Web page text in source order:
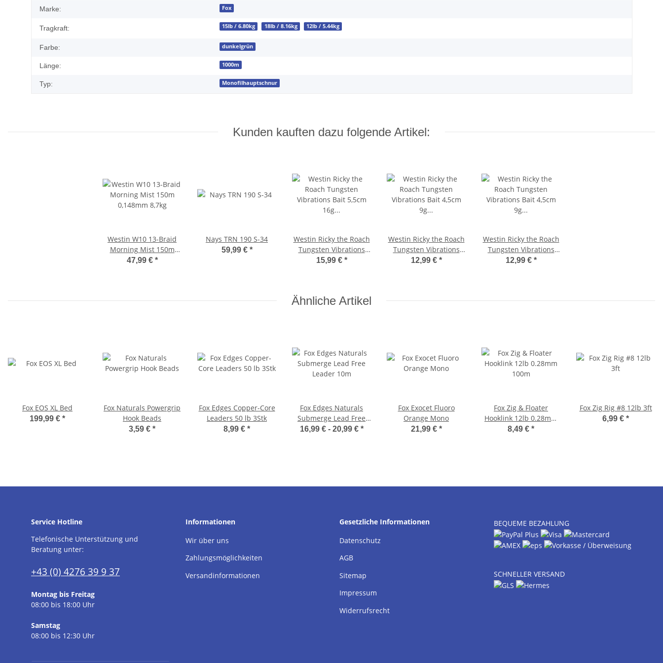
Marke: Fox
Tragkraft: 15lb / 6.80kg 18lb / 8.16kg 12lb / 5.44kg
Farbe: dunkelgrün
Länge: 1000m
Typ: Monofilhauptschnur
Kunden kauften dazu folgende Artikel:
Westin W10 13-Braid
Morning Mist 150m
0,148mm 8,7kg
47,99 € *
Nays TRN 190 S-34
59,99 € *
Westin Ricky the Roach
Tungsten Vibrations
Bait 5,5cm 16g Real
15,99 € *
Westin Ricky the Roach
Tungsten Vibrations
Bait 4,5cm 9g Real
12,99 € *
Westin Ricky the Roach
Tungsten Vibrations
Bait 4,5cm 9g Glimmer
12,99 € *
Ähnliche Artikel
Fox EOS XL Bed
199,99 € *
Fox Naturals Powergrip
Hook Beads
3,59 € *
Fox Edges Copper-Core
Leaders 50 lb 3Stk
8,99 € *
Fox Edges Naturals
Submerge Lead Free
Leader 10m
16,99 € - 20,99 € *
Fox Exocet Fluoro
Orange Mono
21,99 € *
Fox Zig & Floater
Hooklink 12lb 0.28mm
100m
8,49 € *
Fox Zig Rig #8 12lb 3ft
6,99 € *
Service Hotline
Telefonische Unterstützung und
Beratung unter:
+43 (0) 4276 39 9 37
Montag bis Freitag
08:00 bis 18:00 Uhr
Samstag
08:00 bis 12:30 Uhr
Informationen
Wir über uns
Zahlungsmöglichkeiten
Versandinformationen
Gesetzliche Informationen
Datenschutz
AGB
Sitemap
Impressum
Widerrufsrecht
BEQUEME BEZAHLUNG
SCHNELLER VERSAND